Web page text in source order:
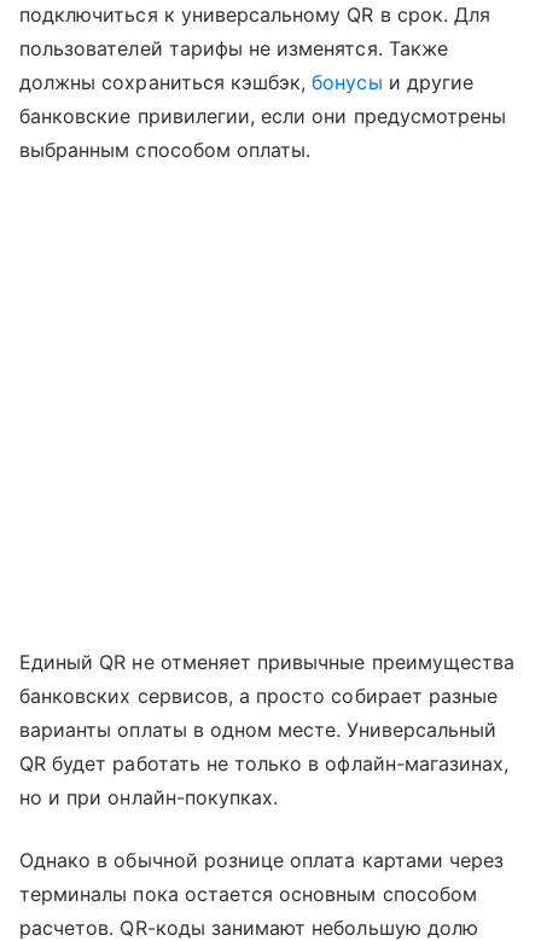
подключиться к универсальному QR в срок. Для
пользователей тарифы не изменятся. Также
должны сохраниться кэшбэк,бонусы и другие
банковские привилегии, если они предусмотрены
выбранным способом оплаты.
Единый QR не отменяет привычные преимущества
банковских сервисов, а просто собирает разные
варианты оплаты в одном месте. Универсальный
QR будет работать не только в офлайн-магазинах,
но и при онлайн-покупках.
Однако в обычной рознице оплата картами через
терминалы пока остается основным способом
расчетов. QR-коды занимают небольшую долю